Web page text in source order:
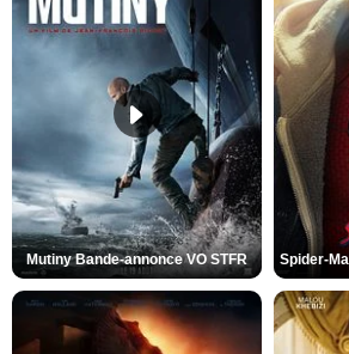
Mutiny Bande-annonce VO STFR